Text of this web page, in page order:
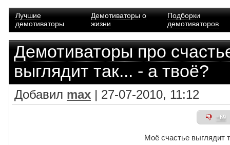
Лучшие
демотиваторы
Демотиваторы о
жизни
Подборки
демотиваторов
Демотиваторы про
выглядит так... - а твоё?
Добавил max | 27-07-2010, 11:12
+69
Моё счастье выглядит